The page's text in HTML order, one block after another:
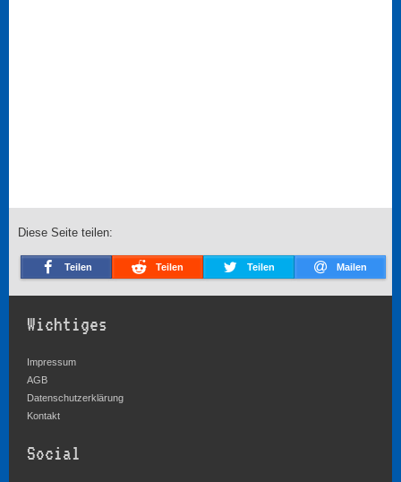
Diese Seite teilen:
Teilen Teilen Teilen Mailen
Wichtiges
Impressum
AGB
Datenschutzerklärung
Kontakt
Social